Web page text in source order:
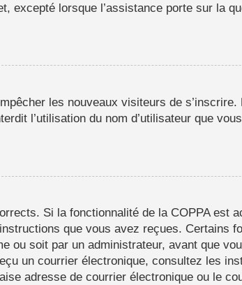
excepté lorsque l’assistance porte sur la
les nouveaux visiteurs de
l’utilisation du nom d’utilisateur que
Si la fonctionnalité de la COPPA est
que vous avez reçues. Certains
ou soit par un administrateur, avant que
un courrier électronique, consultez les
adresse de courrier électronique ou le